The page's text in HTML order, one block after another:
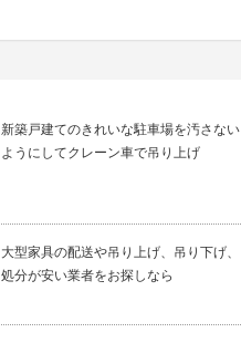
新築戸建てのきれいな駐車場を汚さない
ようにしてクレーン車で吊り上げ
大型家具の配送や吊り上げ、吊り下げ、
処分が安い業者をお探しなら